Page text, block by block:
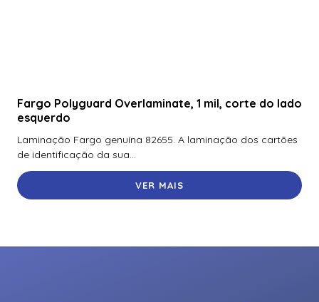
Fargo Polyguard Overlaminate, 1 mil, corte do lado
esquerdo
Laminação Fargo genuína 82655. A laminação dos cartões
de identificação da sua...
VER MAIS